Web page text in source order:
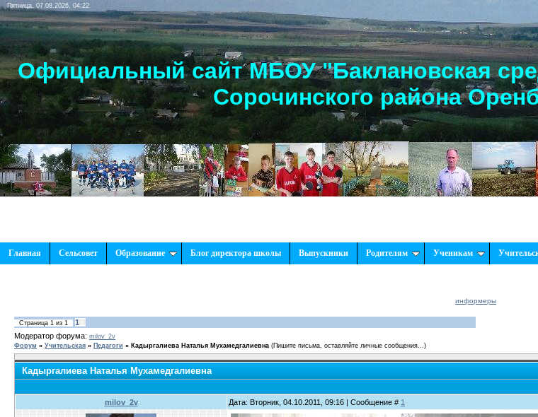
Пятница, 07.08.2026, 04:22
Официальный сайт МБОУ "Баклановская
Сорочинского района
Главная Сельсовет Образование Блог директора школы Выпускники Родителям Ученикам
информеры
Страница 1 из 1
1
Модератор форума: milov_2v
Форум » Учительская » Педагоги » Кадыргалиева Наталья Мухамедгалиевна (Пишите письма, оставляйте личные сообщения...)
Кадыргалиева Наталья Мухамедгалиевна
milov_2v Дата: Вторник, 04.10.2011, 09:16 | Сообщение # 1